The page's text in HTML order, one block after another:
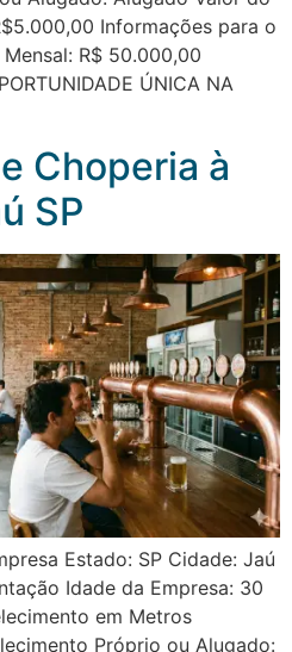
Informações para o
R$ 50.000,00
ÚNICA NA
Choperia à
SP
Estado: SP Cidade: Jaú
Idade da Empresa: 30
em Metros
Próprio ou Alugado: